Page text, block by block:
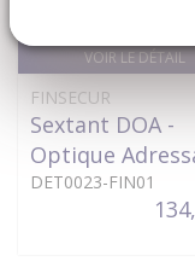
VOIR LE DÉTAIL
FINSECUR
Sextant DOA -
Optique
DET0023-FIN01